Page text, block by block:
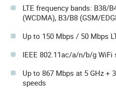
LTE frequency bands: B38/
(WCDMA), B3/B8 (GSM/
Up to 150 Mbps / 50 Mbps
IEEE 802.11ac/a/n/b/g WiFi
Up to 867 Mbps at 5 GHz +
speeds